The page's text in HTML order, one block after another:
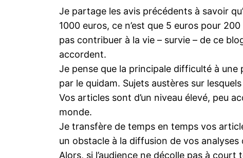
Je partage les avis précédents à savoir
1000 euros, ce n’est que 5 euros pour
pas contribuer à la vie – survie – de ce
accordent.
Je pense que la principale difficulté à
par le quidam. Sujets austères sur
Vos articles sont d’un niveau élevé, peu
monde.
Je transfère de temps en temps vos
un obstacle à la diffusion de vos
Alors, si l’audience ne décolle pas à